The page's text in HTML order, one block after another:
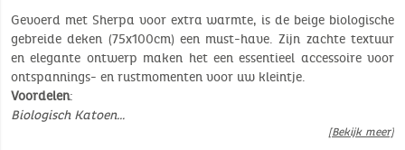
Gevoerd met Sherpa voor extra warmte, is de beige biologische
gebreide deken (75x100cm) een must-have. Zijn zachte textuur
en elegante ontwerp maken het een essentieel accessoire voor
ontspannings- en rustmomenten voor uw kleintje.
Voordelen:
Biologisch Katoen…
[Bekijk meer]